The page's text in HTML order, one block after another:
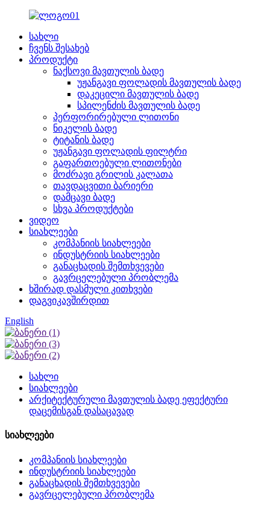
სახლი
ჩვენს შესახებ
პროდუქტი
ნაქსოვი მავთულის ბადე
უჟანგავი ფოლადის მავთულის ბადე
დაკეცილი მავთულის ბადე
სპილენძის მავთულის ბადე
პერფორირებული ლითონი
ნიკელის ბადე
ტიტანის ბადე
უჟანგავი ფოლადის ფილტრი
გაფართოებული ლითონები
მოძრავი გრილის კალათა
თავდაცვითი ბარიერი
დამცავი ბადე
სხვა პროდუქტები
ვიდეო
სიახლეები
კომპანიის სიახლეები
ინდუსტრიის სიახლეები
განაცხადის შემთხვევები
გავრცელებული პრობლემა
ხშირად დასმული კითხვები
დაგვიკავშირდით
English
სახლი
სიახლეები
არქიტექტურული მავთულის ბადე ეფექტური
დაცემისგან დასაცავად
სიახლეები
კომპანიის სიახლეები
ინდუსტრიის სიახლეები
განაცხადის შემთხვევები
გავრცელებული პრობლემა